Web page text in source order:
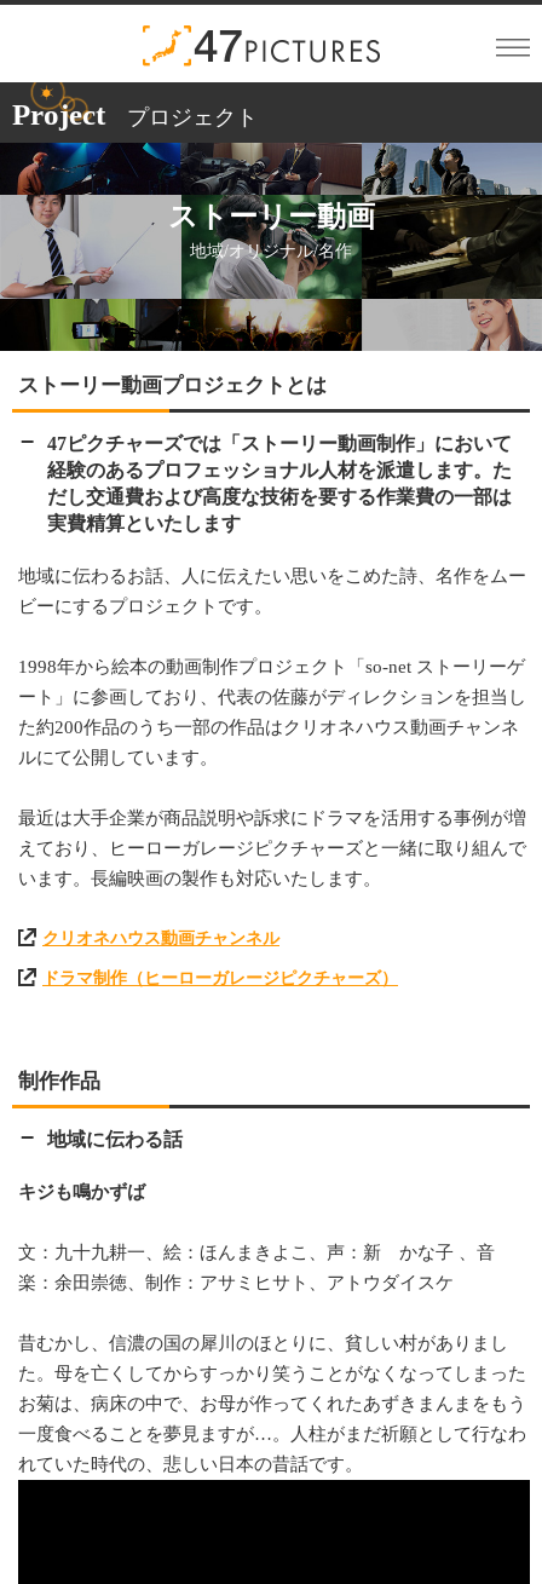
Project プロジェクト
ストーリー動画
地域/オリジナル/名作
ストーリー動画プロジェクトとは
47ピクチャーズでは「ストーリー動画制作」において
経験のあるプロフェッショナル人材を派遣します。た
だし交通費および高度な技術を要する作業費の一部は
実費精算といたします
地域に伝わるお話、人に伝えたい思いをこめた詩、名作をムー
ビーにするプロジェクトです。
1998年から絵本の動画制作プロジェクト「so-net ストーリーゲ
ート」に参画しており、代表の佐藤がディレクションを担当し
た約200作品のうち一部の作品はクリオネハウス動画チャンネ
ルにて公開しています。
最近は大手企業が商品説明や訴求にドラマを活用する事例が増
えており、ヒーローガレージピクチャーズと一緒に取り組んで
います。長編映画の製作も対応いたします。
クリオネハウス動画チャンネル
ドラマ制作（ヒーローガレージピクチャーズ）
制作作品
地域に伝わる話
キジも鳴かずば
文：九十九耕一、絵：ほんまきよこ、声：新 かな子 、音
楽：余田崇徳、制作：アサミヒサト、アトウダイスケ
昔むかし、信濃の国の犀川のほとりに、貧しい村がありまし
た。母を亡くしてからすっかり笑うことがなくなってしまった
お菊は、病床の中で、お母が作ってくれたあずきまんまをもう
一度食べることを夢見ますが…。人柱がまだ祈願として行なわ
れていた時代の、悲しい日本の昔話です。